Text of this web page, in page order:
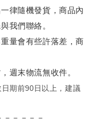
律隨機發貨，商品內
我們聯絡。
量會有些許落差，商
週末物流無收件。
期前90日以上，建議
－－－－